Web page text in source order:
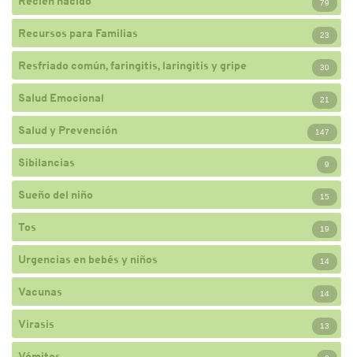
79
Recursos para Familias 23
Resfriado común, faringitis, laringitis y gripe 30
Salud Emocional 21
Salud y Prevención 147
Sibilancias 9
Sueño del niño 15
Tos 19
Urgencias en bebés y niños 14
Vacunas 14
Virasis 13